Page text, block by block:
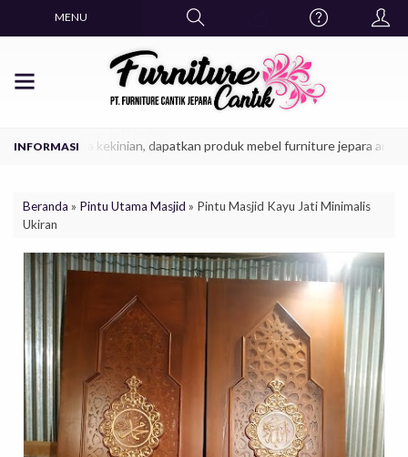
MENU
era kekinian, dapatkan produk mebel furniture jepara anda
Beranda » Pintu Utama Masjid » Pintu Masjid Kayu Jati Minimalis
Ukiran